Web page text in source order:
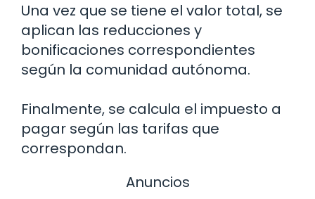
Una vez que se tiene el valor total, se
aplican las reducciones y
bonificaciones correspondientes
según la comunidad autónoma.
Finalmente, se calcula el impuesto a
pagar según las tarifas que
correspondan.
Anuncios